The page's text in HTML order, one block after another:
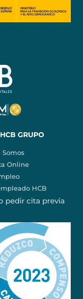
GRUPO
Somos
Online
HCB
pedir cita previa